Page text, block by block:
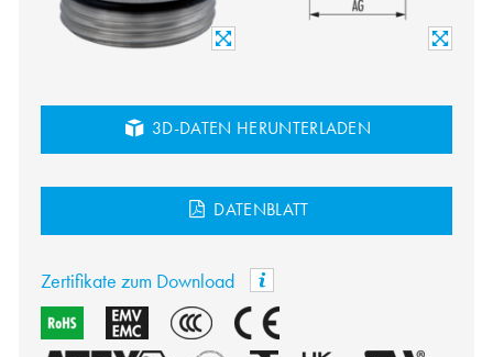
3D-DATEN HERUNTERLADEN
DATENBLATT
Zertifikate zum Download